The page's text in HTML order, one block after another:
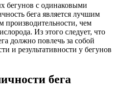
бегунов с одинаковыми
бега является лучшим
производительности, чем
Из этого следует, что
должно повлечь за собой
и результативности у бегунов
бега